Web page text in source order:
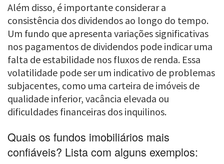
Além disso, é importante considerar a
consistência dos dividendos ao longo do tempo.
Um fundo que apresenta variações significativas
nos pagamentos de dividendos pode indicar uma
falta de estabilidade nos fluxos de renda. Essa
volatilidade pode ser um indicativo de problemas
subjacentes, como uma carteira de imóveis de
qualidade inferior, vacância elevada ou
dificuldades financeiras dos inquilinos.
Quais os fundos imobiliários mais
confiáveis? Lista com alguns exemplos: